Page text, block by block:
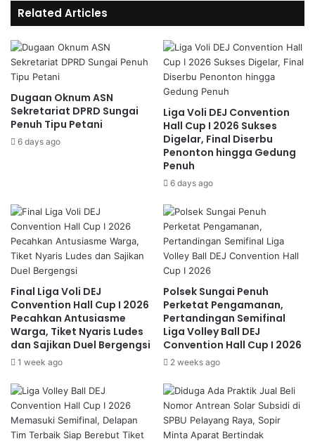
Related Articles
Dugaan Oknum ASN
Sekretariat DPRD Sungai
Penuh Tipu Petani
6 days ago
Liga Voli DEJ Convention
Hall Cup I 2026 Sukses
Digelar, Final Diserbu
Penonton hingga Gedung
Penuh
6 days ago
Final Liga Voli DEJ
Convention Hall Cup I 2026
Pecahkan Antusiasme
Warga, Tiket Nyaris Ludes
dan Sajikan Duel Bergengsi
1 week ago
Polsek Sungai Penuh
Perketat Pengamanan,
Pertandingan Semifinal
Liga Volley Ball DEJ
Convention Hall Cup I 2026
2 weeks ago